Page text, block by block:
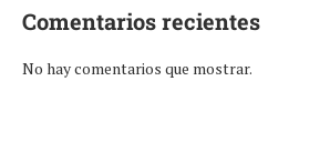
Comentarios recientes
No hay comentarios que mostrar.